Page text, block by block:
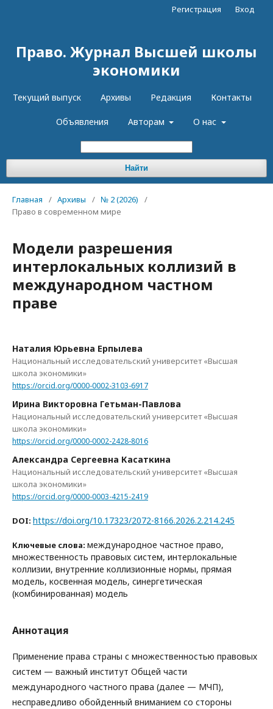
Право. Журнал Высшей школы
экономики
Текущий выпуск Архивы Редакция Контакты
Объявления Авторам О нас
Найти
Регистрация Вход
Главная / Архивы / № 2 (2026)
/
Право в современном мире
Модели разрешения
интерлокальных коллизий в
международном частном
праве
Наталия Юрьевна Ерпылева
Национальный исследовательский университет «Высшая
школа экономики»
https://orcid.org/0000-0002-3103-6917
Ирина Викторовна Гетьман-Павлова
Национальный исследовательский университет «Высшая
школа экономики»
https://orcid.org/0000-0002-2428-8016
Александра Сергеевна Касаткина
Национальный исследовательский университет «Высшая
школа экономики»
https://orcid.org/0000-0003-4215-2419
DOI: https://doi.org/10.17323/2072-8166.2026.2.214.245
Ключевые слова: международное частное право,
множественность правовых систем, интерлокальные
коллизии, внутренние коллизионные нормы, прямая
модель, косвенная модель, синергетическая
(комбинированная) модель
Аннотация
Применение права страны с множественностью правовых
систем — важный институт Общей части
международного частного права (далее — МЧП),
несправедливо обойденный вниманием со стороны